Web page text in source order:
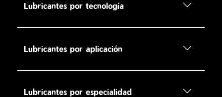
Lubricantes por tecnología
Lubricantes por aplicación
Lubricantes por especialidad